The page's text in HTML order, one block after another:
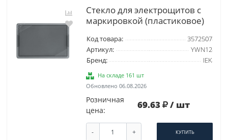
Стекло для электрощитов с
маркировкой (пластиковое)
Код товара:
3572507
Артикул:
YWN12
Бренд:
IEK
На складе 161 шт
Обновлено 06.08.2026
Розничная
цена:
69.63 / шт
- + КУПИТЬ